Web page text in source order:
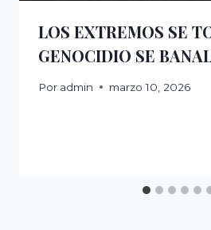
LOS EXTREMOS SE
GENOCIDIO SE
Por admin marzo 10, 2026